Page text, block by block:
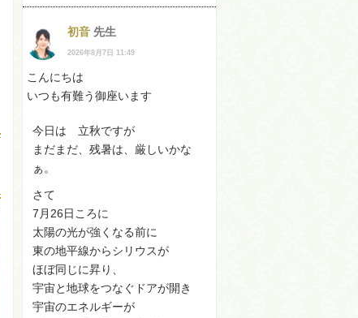
初音 先生
2026年8月7日 11:49
こんにちは
いつも有難う御座います
今日は 立秋ですが
まだまだ、残暑は、厳しいかな
ぁ。
さて
7月26日ころに
太陽の光が強くなる前に
東の地平線からシリウスが
ほぼ同じに昇り、
宇宙と地球をつなぐドアが開き
宇宙のエネルギーが